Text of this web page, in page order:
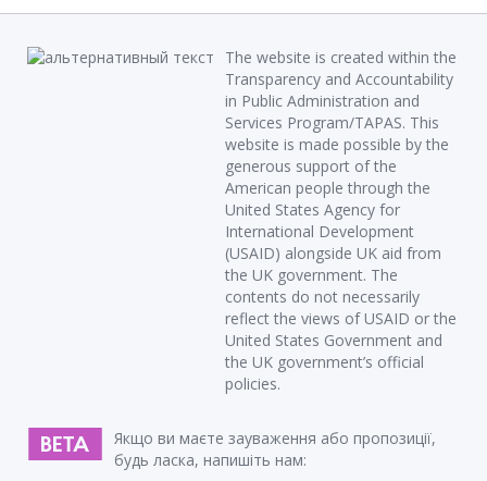
The website is created within the
Transparency and Accountability
in Public Administration and
Services Program/TAPAS. This
website is made possible by the
generous support of the
American people through the
United States Agency for
International Development
(USAID) alongside UK aid from
the UK government. The
contents do not necessarily
reflect the views of USAID or the
United States Government and
the UK government’s official
policies.
Якщо ви маєте зауваження або пропозиції,
будь ласка, напишіть нам: